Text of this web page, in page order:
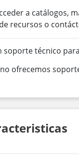
a catálogos,
recursos o
soporte técnico
ofrecemos